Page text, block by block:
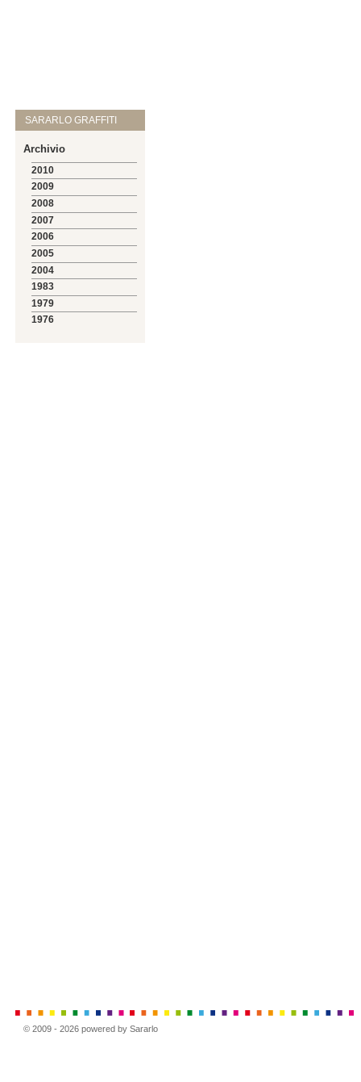
SARARLO GRAFFITI
Archivio
2010
2009
2008
2007
2006
2005
2004
1983
1979
1976
© 2009 - 2026 powered by Sararlo